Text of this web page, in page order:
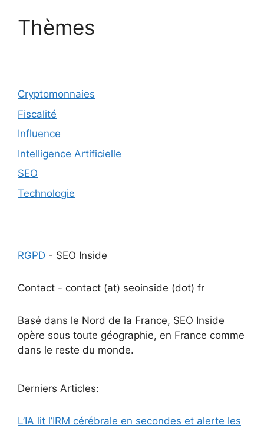
Thèmes
Cryptomonnaies
Fiscalité
Influence
Intelligence Artificielle
SEO
Technologie
RGPD - SEO Inside
Contact - contact (at) seoinside (dot) fr
Basé dans le Nord de la France, SEO Inside
opère sous toute géographie, en France comme
dans le reste du monde.
Derniers Articles:
L’IA lit l’IRM cérébrale en secondes et alerte les